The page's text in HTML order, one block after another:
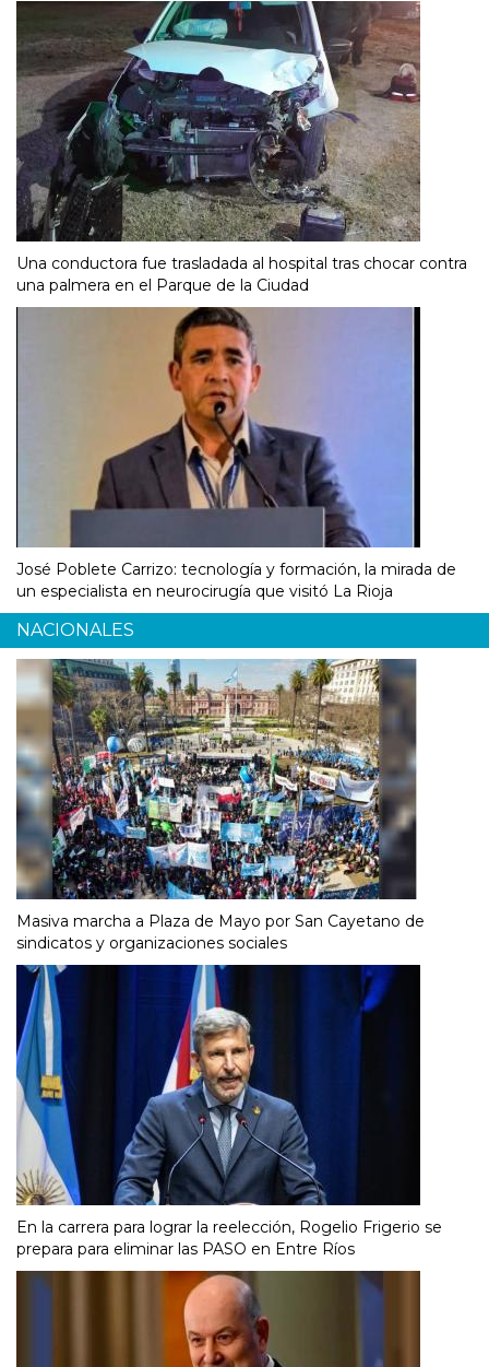
Una conductora fue trasladada al hospital tras chocar contra
una palmera en el Parque de la Ciudad
José Poblete Carrizo: tecnología y formación, la mirada de
un especialista en neurocirugía que visitó La Rioja
NACIONALES
Masiva marcha a Plaza de Mayo por San Cayetano de
sindicatos y organizaciones sociales
En la carrera para lograr la reelección, Rogelio Frigerio se
prepara para eliminar las PASO en Entre Ríos